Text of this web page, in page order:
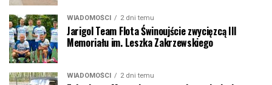
WIADOMOŚCI 2 dni temu
Jarigol Team Flota Świnoujście zwycięzcą III
Memoriału im. Leszka Zakrzewskiego
WIADOMOŚCI 2 dni temu